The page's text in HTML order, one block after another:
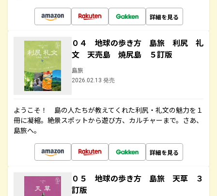
詳細を見る
０４ 地球の歩き方 島旅 利尻 礼
文 天売島 焼尻島 ５訂版
島旅
2026.02.13 発売
ようこそ！ 島の人たちが教えてくれた利尻・礼文の魅力を１
冊に凝縮。絶景スポットから遊び方、カルチャーまで。さあ、
島旅へ。
詳細を見る
０５ 地球の歩き方 島旅 天草 ３
訂版